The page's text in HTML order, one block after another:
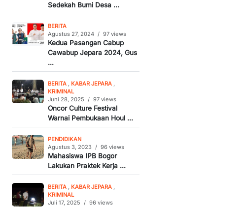
Sedekah Bumi Desa ...
BERITA
Agustus 27, 2024 / 97 views
Kedua Pasangan Cabup
Cawabup Jepara 2024, Gus
...
BERITA KABAR JEPARA
KRIMINAL
Juni 28, 2025
/ 97 views
Oncor Culture Festival
Warnai Pembukaan Houl ...
PENDIDIKAN
Agustus 3, 2023 / 96 views
Mahasiswa IPB Bogor
Lakukan Praktek Kerja ...
BERITA KABAR JEPARA
KRIMINAL
Juli 17, 2025
/ 96 views